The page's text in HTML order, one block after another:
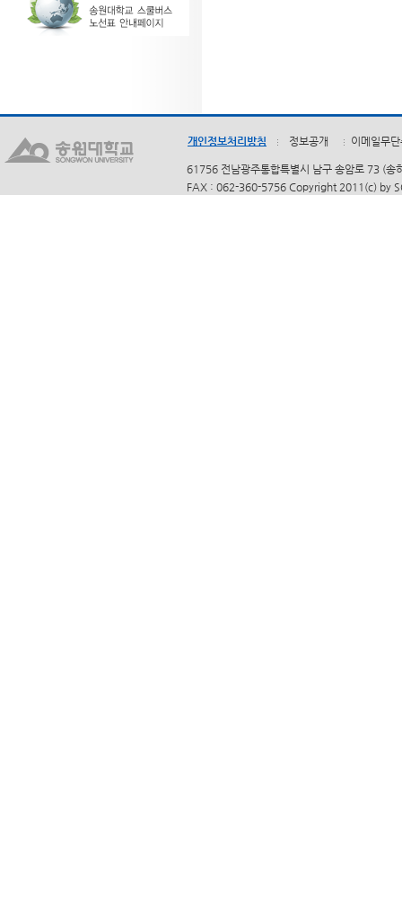
개인정보처리방침 정보공개 이메일무
61756 전남광주통합특별시 남구 송암로 73 (
FAX : 062-360-5756 Copyright 2011(c) by